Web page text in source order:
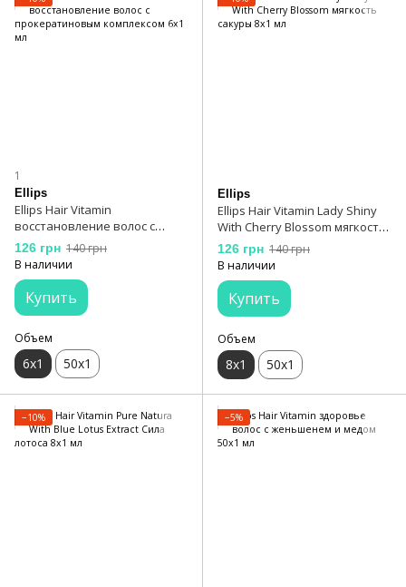
1
Ellips
Ellips Hair Vitamin
восстановление волос с
прокератиновым
комплексом 6х1 мл
126 грн 140 грн
В наличии
Купить
Объем
6х1 50х1
Ellips
Ellips Hair Vitamin Lady Shiny
With Cherry Blossom мягкость
сакуры 8х1 мл
126 грн 140 грн
В наличии
Купить
Объем
8x1 50х1
−10% −5%